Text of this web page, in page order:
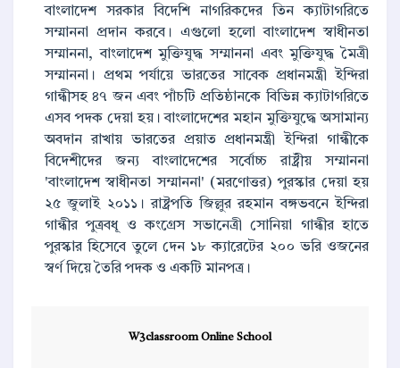
বাংলাদেশ সরকার বিদেশি নাগরিকদের তিন ক্যাটাগরিতে
সম্মাননা প্রদান করবে। এগুলো হলো বাংলাদেশ স্বাধীনতা
সম্মাননা, বাংলাদেশ মুক্তিযুদ্ধ সম্মাননা এবং মুক্তিযুদ্ধ মৈত্রী
সম্মাননা। প্রথম পর্যায়ে ভারতের সাবেক প্রধানমন্ত্রী ইন্দিরা
গান্ধীসহ ৪৭ জন এবং পাঁচটি প্রতিষ্ঠানকে বিভিন্ন ক্যাটাগরিতে
এসব পদক দেয়া হয়। বাংলাদেশের মহান মুক্তিযুদ্ধে অসামান্য
অবদান রাখায় ভারতের প্রয়াত প্রধানমন্ত্রী ইন্দিরা গান্ধীকে
বিদেশীদের জন্য বাংলাদেশের সর্বোচ্চ রাষ্ট্রীয় সম্মাননা
'বাংলাদেশ স্বাধীনতা সম্মাননা' (মরণোত্তর) পুরস্কার দেয়া হয়
২৫ জুলাই ২০১১। রাষ্ট্রপতি জিল্লুর রহমান বঙ্গভবনে ইন্দিরা
গান্ধীর পুত্রবধূ ও কংগ্রেস সভানেত্রী সোনিয়া গান্ধীর হাতে
পুরস্কার হিসেবে তুলে দেন ১৮ ক্যারেটের ২০০ ভরি ওজনের
স্বর্ণ দিয়ে তৈরি পদক ও একটি মানপত্র।
W3classroom Online School